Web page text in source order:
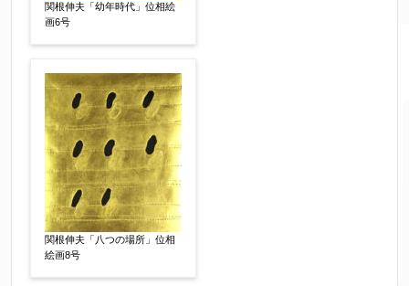
会社名：
査定額：
※他社様からご提示された査定額がございました
らお知らせください。その価格が適切かお返事申
し上げます。
作品コンディション
関根伸夫「幼年時代」位相絵
画6号
関根伸夫「八つの場所」位相
絵画8号